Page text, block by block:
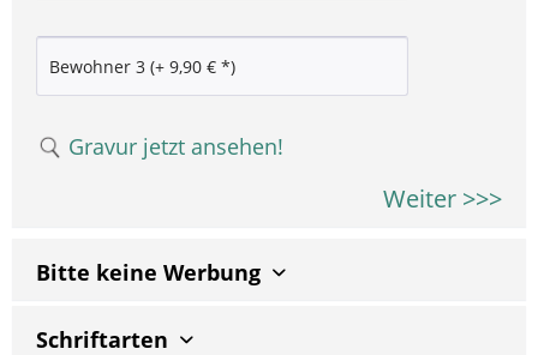
Gravur jetzt ansehen!
Weiter >>>
Bitte keine Werbung
Schriftarten